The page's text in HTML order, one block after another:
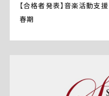
【合格者発表】音楽活動支
春期